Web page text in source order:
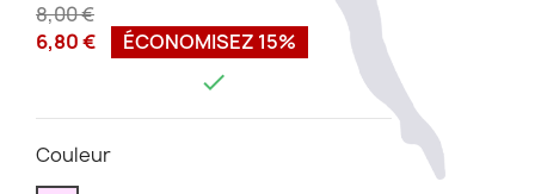
8,00 €
6,80 €
ÉCONOMISEZ 15%

Couleur